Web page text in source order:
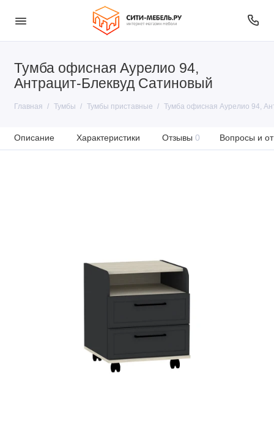
Тумба офисная Аурелио 94,
Антрацит-Блеквуд Сатиновый
Главная Тумбы Тумбы приставные Тумба офисная Аурелио 94,
Описание Характеристики Отзывы 0 Вопросы и